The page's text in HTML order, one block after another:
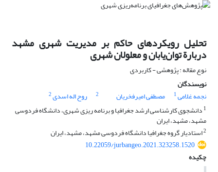
تحلیل رویکردهای حاکم بر مدیریت ‌شهری مشهد
دربارة توان‌یابان ‌و معلولان شهری
نوع مقاله : پژوهشی - کاربردی
نویسندگان
نجمه غلامی1 مصطفی امیرفخریان 2 روح اله اسدی2
1 دانشجوی کارشناسی ارشد جغرافیا و برنامه ریزی شهری، دانشگاه فردوسی
مشهد، مشهد، ایران
2استادیار گروه جغرافیا دانشگاه فردوسی مشهد، مشهد، ایران
10.22059/jurbangeo.2021.323258.1520
چکیده